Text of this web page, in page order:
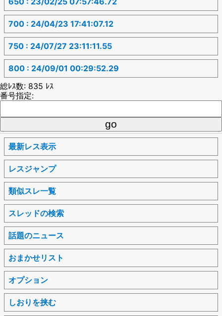
700 : 24/04/23 17:41:07.12
750 : 24/07/27 23:11:11.55
800 : 24/09/01 00:29:52.29
総ﾚｽ数: 835 ﾚｽ
番号指定:
最新レス表示
レスジャンプ
類似スレ一覧
スレッドの検索
話題のニュース
おまかせリスト
オプション
しおりを挟む